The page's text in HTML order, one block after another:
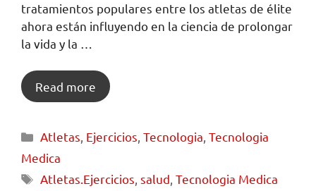
tratamientos populares entre los atletas de élite
ahora están influyendo en la ciencia de prolongar
la vida y la …
Read more
Atletas Ejercicios ,Tecnologia ,Tecnologia
Medica
Atletas.Ejercicios ,salud ,Tecnologia Medica